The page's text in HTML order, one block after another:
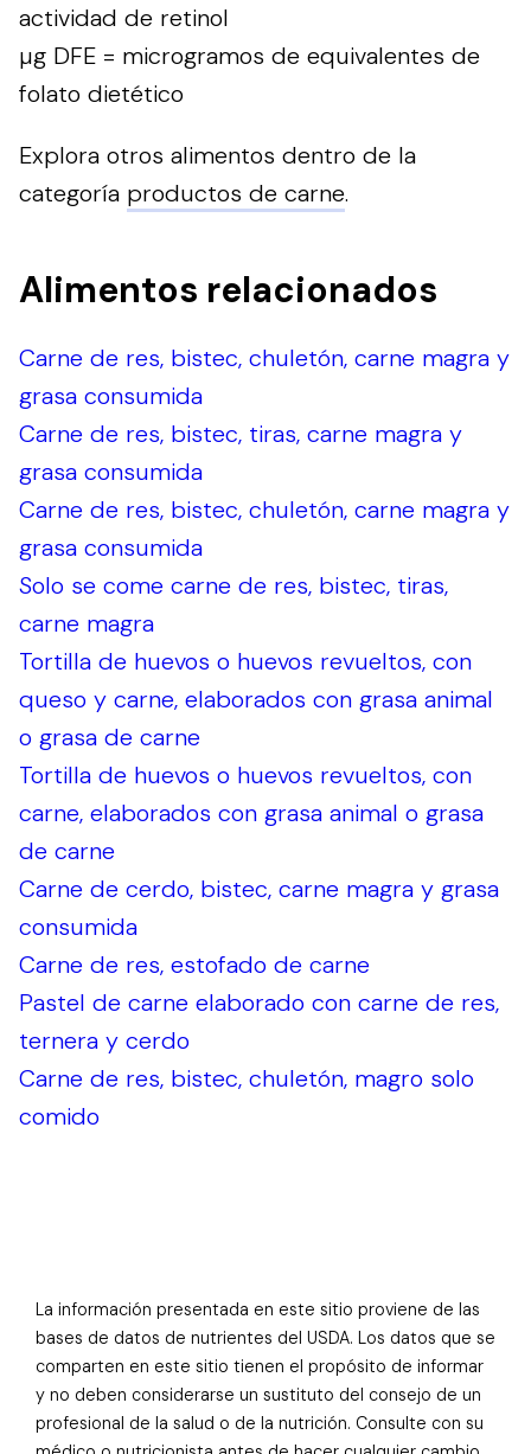
actividad de retinol
µg DFE = microgramos de equivalentes de
folato dietético
Explora otros alimentos dentro de la
categoría productos de carne.
Alimentos relacionados
Carne de res, bistec, chuletón, carne magra y
grasa consumida
Carne de res, bistec, tiras, carne magra y
grasa consumida
Carne de res, bistec, chuletón, carne magra y
grasa consumida
Solo se come carne de res, bistec, tiras,
carne magra
Tortilla de huevos o huevos revueltos, con
queso y carne, elaborados con grasa animal
o grasa de carne
Tortilla de huevos o huevos revueltos, con
carne, elaborados con grasa animal o grasa
de carne
Carne de cerdo, bistec, carne magra y grasa
consumida
Carne de res, estofado de carne
Pastel de carne elaborado con carne de res,
ternera y cerdo
Carne de res, bistec, chuletón, magro solo
comido
La información presentada en este sitio proviene de las
bases de datos de nutrientes del USDA. Los datos que se
comparten en este sitio tienen el propósito de informar
y no deben considerarse un sustituto del consejo de un
profesional de la salud o de la nutrición. Consulte con su